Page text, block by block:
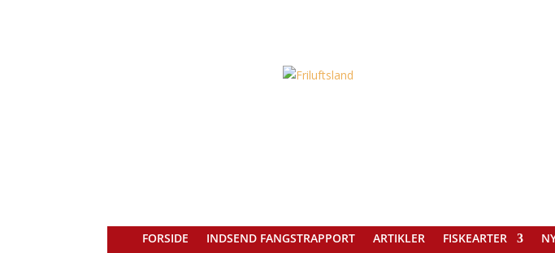
FORSIDE INDSEND FANGSTRAPPORT ARTIKLER FISKEARTER